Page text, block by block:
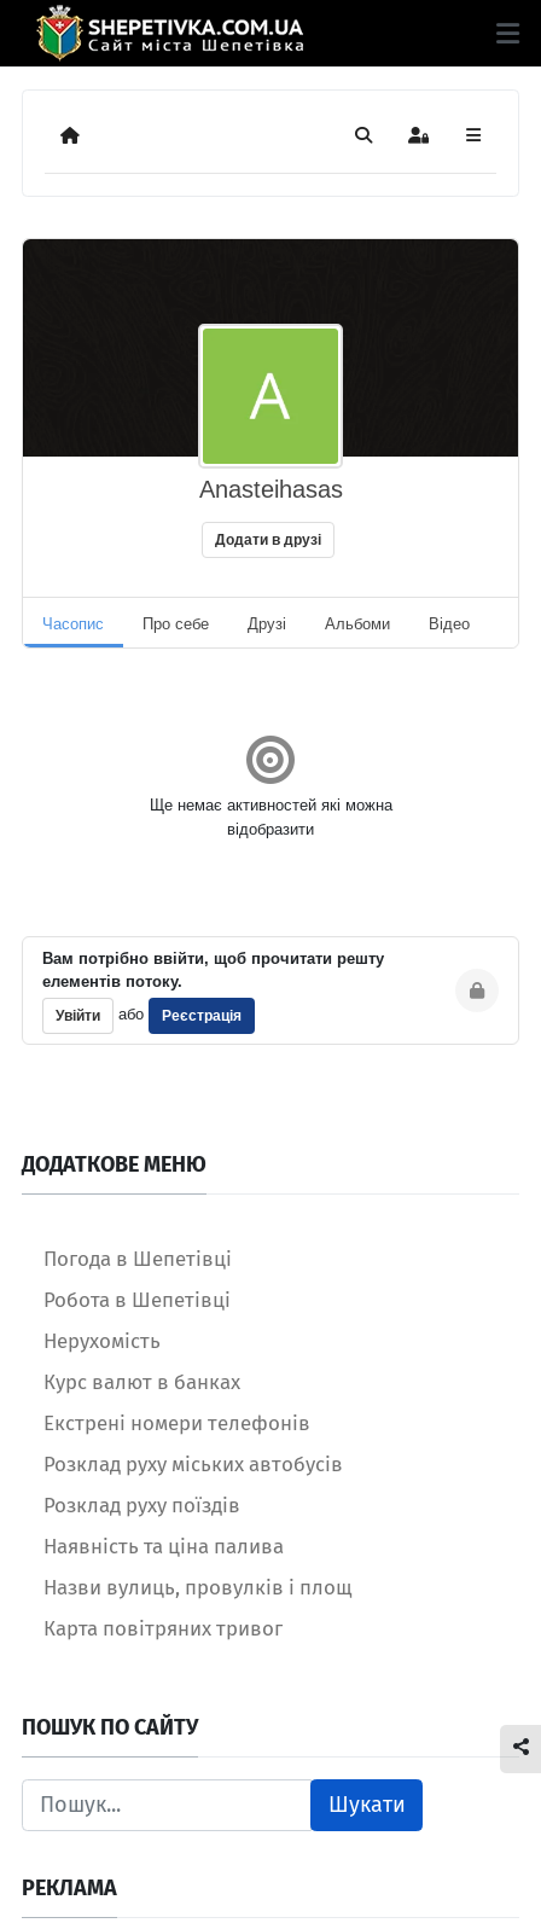
Додому ПошукSign In
Anasteihasas
Додати в друзі
Часопис Про себе Друзі Альбоми Відео
Ще немає активностей які можна
відобразити
Вам потрібно ввійти, щоб прочитати решту
елементів потоку.
Увійти або Реєстрація
ДОДАТКОВЕ МЕНЮ
Погода в Шепетівці
Робота в Шепетівці
Нерухомість
Курс валют в банках
Екстрені номери телефонів
Розклад руху міських автобусів
Розклад руху поїздів
Наявність та ціна палива
Назви вулиць, провулків і площ
Карта повітряних тривог
ПОШУК ПО САЙТУ
Шукати
РЕКЛАМА